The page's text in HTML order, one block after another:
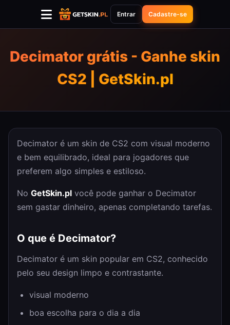
Entrar Cadastre-se
Decimator grátis - Ganhe skin
CS2 | GetSkin.pl
Decimator é um skin de CS2 com visual moderno
e bem equilibrado, ideal para jogadores que
preferem algo simples e estiloso.
No GetSkin.pl você pode ganhar o Decimator
sem gastar dinheiro, apenas completando tarefas.
O que é Decimator?
Decimator é um skin popular em CS2, conhecido
pelo seu design limpo e contrastante.
visual moderno
boa escolha para o dia a dia